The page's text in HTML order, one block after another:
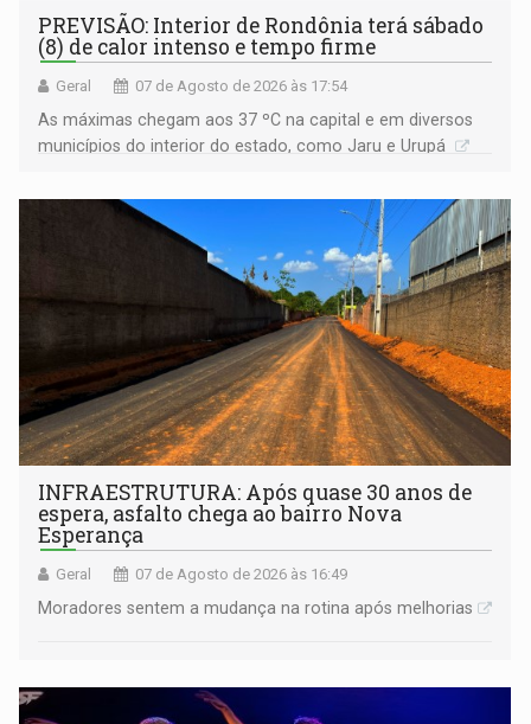
PREVISÃO: Interior de Rondônia terá sábado
(8) de calor intenso e tempo firme
Geral 07 de Agosto de 2026 às 17:54
As máximas chegam aos 37 ºC na capital e em diversos
municípios do interior do estado, como Jaru e Urupá
INFRAESTRUTURA: Após quase 30 anos de
espera, asfalto chega ao bairro Nova
Esperança
Geral 07 de Agosto de 2026 às 16:49
Moradores sentem a mudança na rotina após melhorias